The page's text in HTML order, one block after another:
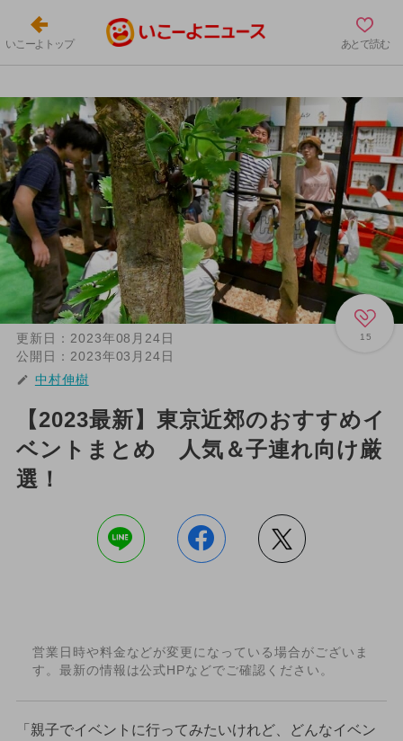
いこーよトップ あとで読む
15
更新日： 2023年08月24日
公開日： 2023年03月24日
中村伸樹
【2023最新】東京近郊のおすすめイ
ベントまとめ 人気＆子連れ向け厳
選！
営業日時や料金などが変更になっている場合がございま
す。最新の情報は公式HPなどでご確認ください。
「親子でイベントに行ってみたいけれど、どんなイベン